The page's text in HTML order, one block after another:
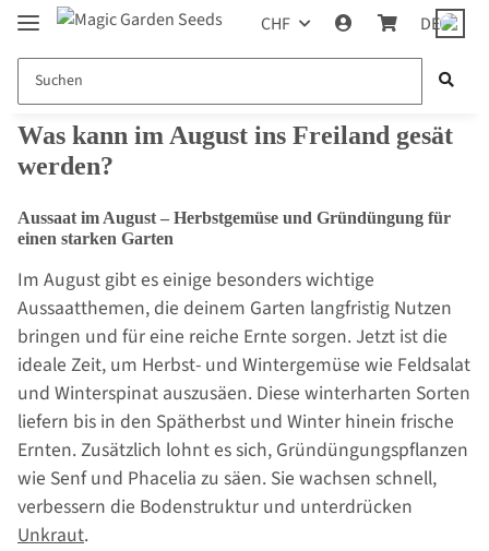
CHF DE
Was kann im August ins Freiland gesät
werden?
Aussaat im August – Herbstgemüse und Gründüngung für
einen starken Garten
Im August gibt es einige besonders wichtige
Aussaatthemen, die deinem Garten langfristig Nutzen
bringen und für eine reiche Ernte sorgen. Jetzt ist die
ideale Zeit, um Herbst- und Wintergemüse wie Feldsalat
und Winterspinat auszusäen. Diese winterharten Sorten
liefern bis in den Spätherbst und Winter hinein frische
Ernten. Zusätzlich lohnt es sich, Gründüngungspflanzen
wie Senf und Phacelia zu säen. Sie wachsen schnell,
verbessern die Bodenstruktur und unterdrücken
Unkraut.